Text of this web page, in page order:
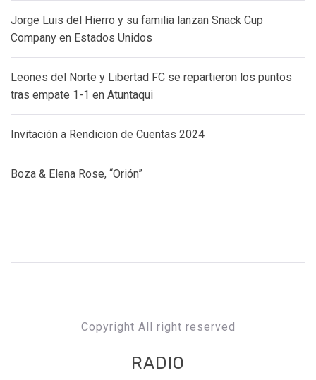
Jorge Luis del Hierro y su familia lanzan Snack Cup
Company en Estados Unidos
Leones del Norte y Libertad FC se repartieron los puntos
tras empate 1-1 en Atuntaqui
Invitación a Rendicion de Cuentas 2024
Boza & Elena Rose, “Orión”
Copyright All right reserved
RADIO